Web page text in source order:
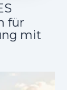
für
mit